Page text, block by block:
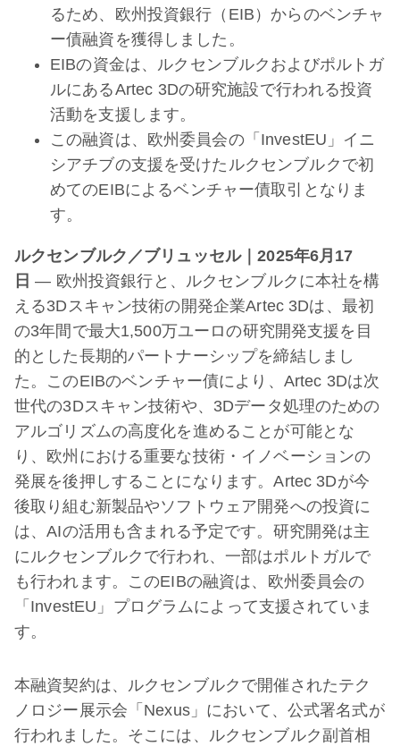
るため、欧州投資銀行（EIB）からのベンチャ
ー債融資を獲得しました。
EIBの資金は、ルクセンブルクおよびポルトガ
ルにあるArtec 3Dの研究施設で行われる投資
活動を支援します。
この融資は、欧州委員会の「InvestEU」イニ
シアチブの支援を受けたルクセンブルクで初
めてのEIBによるベンチャー債取引となりま
す。
ルクセンブルク／ブリュッセル｜2025年6月17
日 — 欧州投資銀行と、ルクセンブルクに本社を構
える3Dスキャン技術の開発企業Artec 3Dは、最初
の3年間で最大1,500万ユーロの研究開発支援を目
的とした長期的パートナーシップを締結しまし
た。このEIBのベンチャー債により、Artec 3Dは次
世代の3Dスキャン技術や、3Dデータ処理のための
アルゴリズムの高度化を進めることが可能とな
り、欧州における重要な技術・イノベーションの
発展を後押しすることになります。Artec 3Dが今
後取り組む新製品やソフトウェア開発への投資に
は、AIの活用も含まれる予定です。研究開発は主
にルクセンブルクで行われ、一部はポルトガルで
も行われます。このEIBの融資は、欧州委員会の
「InvestEU」プログラムによって支援されていま
す。
本融資契約は、ルクセンブルクで開催されたテク
ノロジー展示会「Nexus」において、公式署名式が
行われました。そこには、ルクセンブルク副首相